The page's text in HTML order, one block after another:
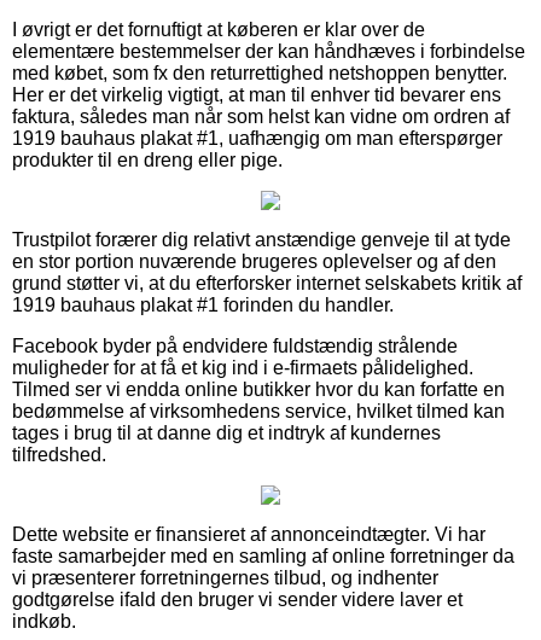
I øvrigt er det fornuftigt at køberen er klar over de
elementære bestemmelser der kan håndhæves i forbindelse
med købet, som fx den returrettighed netshoppen benytter.
Her er det virkelig vigtigt, at man til enhver tid bevarer ens
faktura, således man når som helst kan vidne om ordren af
1919 bauhaus plakat #1, uafhængig om man efterspørger
produkter til en dreng eller pige.
Trustpilot forærer dig relativt anstændige genveje til at tyde
en stor portion nuværende brugeres oplevelser og af den
grund støtter vi, at du efterforsker internet selskabets kritik af
1919 bauhaus plakat #1 forinden du handler.
Facebook byder på endvidere fuldstændig strålende
muligheder for at få et kig ind i e-firmaets pålidelighed.
Tilmed ser vi endda online butikker hvor du kan forfatte en
bedømmelse af virksomhedens service, hvilket tilmed kan
tages i brug til at danne dig et indtryk af kundernes
tilfredshed.
Dette website er finansieret af annonceindtægter. Vi har
faste samarbejder med en samling af online forretninger da
vi præsenterer forretningernes tilbud, og indhenter
godtgørelse ifald den bruger vi sender videre laver et
indkøb.